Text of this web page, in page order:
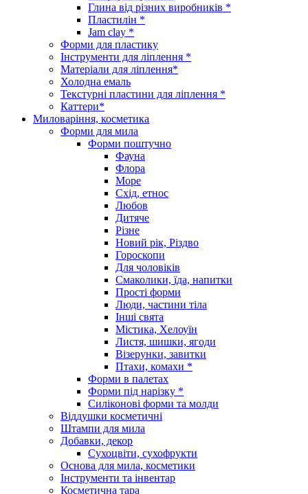
Глина від різних виробників *
Пластилін *
Jam clay *
Форми для пластику
Інструменти для ліплення *
Матеріали для ліплення*
Холодна емаль
Текстурні пластини для ліплення *
Каттери*
Миловаріння, косметика
Форми для мила
Форми поштучно
Фауна
Флора
Море
Схід, етнос
Любов
Дитяче
Різне
Новий рік, Різдво
Гороскопи
Для чоловіків
Смаколики, їда, напитки
Прості форми
Люди, частини тіла
Інші свята
Містика, Хелоуїн
Листя, шишки, ягоди
Візерунки, завитки
Птахи, комахи *
Форми в палетах
Форми під нарізку *
Силіконові форми та молди
Віддушки косметичні
Штампи для мила
Добавки, декор
Сухоцвіти, сухофрукти
Основа для мила, косметики
Інструменти та інвентар
Косметична тара